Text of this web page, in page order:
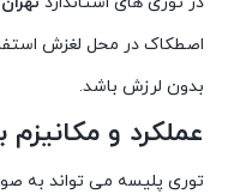
اصطکاک در محل لغزش
بدون لرزش باشد.
عملکرد و مکانیزم
توری پلیسه می تواند به